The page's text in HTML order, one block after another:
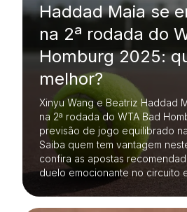
Haddad Maia se
na 2ª rodada do
Homburg 2025:
melhor?
Xinyu Wang e Beatriz Haddad
na 2ª rodada do WTA Bad
previsão de jogo equilibrado
Saiba quem tem vantagem
confira as apostas
duelo emocionante no circuito